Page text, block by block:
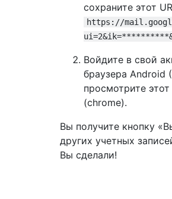
сохраните этот
https://
Войдите в свой
браузера Android
просмотрите
(chrome).
Вы получите кнопку
других учетных
Вы сделали!